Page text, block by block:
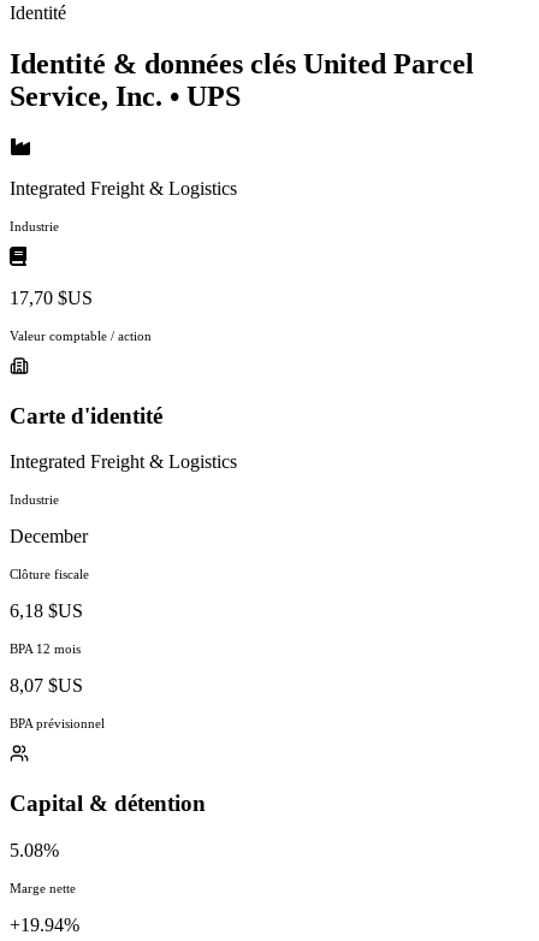
Identité
Identité & données clés United Parcel
Service, Inc. • UPS
Integrated Freight & Logistics
Industrie
17,70 $US
Valeur comptable / action
Carte d'identité
Integrated Freight & Logistics
Industrie
December
Clôture fiscale
6,18 $US
BPA 12 mois
8,07 $US
BPA prévisionnel
Capital & détention
5.08%
Marge nette
+19.94%